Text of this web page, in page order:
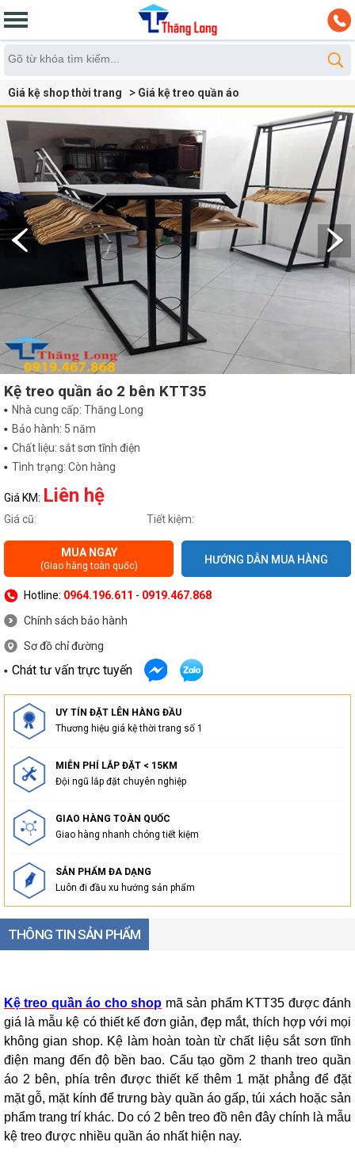
Giá kệ shop thời trang Giá kệ treo quần áo
Kệ treo quần áo 2 bên KTT35
Nhà cung cấp: Thăng Long
Bảo hành: 5 năm
Chất liệu: sắt sơn tĩnh điện
Tình trạng: Còn hàng
Giá KM: Liên hệ
Giá cũ: Tiết kiệm:
MUA NGAY
(Giao hàng toàn quốc) HƯỚNG DẪN MUA HÀNG
Hotline: 0964.196.611 - 0919.467.868
Chính sách bảo hành
Sơ đồ chỉ đường
Chát tư vấn trực tuyến
UY TÍN ĐẶT LÊN HÀNG ĐẦU
Thương hiệu giá kệ thời trang số 1
MIỄN PHÍ LẮP ĐẶT < 15KM
Đội ngũ lắp đặt chuyên nghiệp
GIAO HÀNG TOÀN QUỐC
Giao hàng nhanh chóng tiết kiệm
SẢN PHẨM ĐA DẠNG
Luôn đi đầu xu hướng sản phẩm
THÔNG TIN SẢN PHẨM
Kệ treo quần áo cho shop mã sản phẩm KTT35 được đánh
giá là mẫu kệ có thiết kế đơn giản, đẹp mắt, thích hợp với mọi
không gian shop. Kệ làm hoàn toàn từ chất liệu sắt sơn tĩnh
điện mang đến độ bền bao. Cấu tạo gồm 2 thanh treo quần
áo 2 bên, phía trên được thiết kế thêm 1 mặt phẳng để đặt
mặt gỗ, mặt kính để trưng bày quần áo gấp, túi xách hoặc sản
phẩm trang trí khác. Do có 2 bên treo đồ nên đây chính là mẫu
kệ treo được nhiều quần áo nhất hiện nay.